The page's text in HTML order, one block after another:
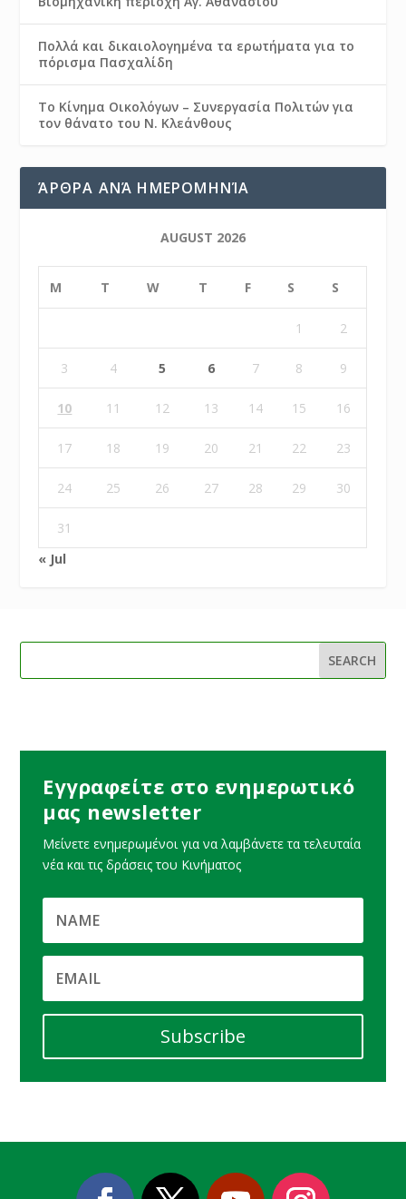
Πολλά και δικαιολογημένα τα ερωτήματα για το
πόρισμα Πασχαλίδη
Το Κίνημα Οικολόγων – Συνεργασία Πολιτών για
τον θάνατο του Ν. Κλεάνθους
ΆΡΘΡΑ ΑΝΆ ΗΜΕΡΟΜΗΝΊΑ
AUGUST 2026
M T W T F S S
1 2
3 4 5 6 7 8 9
10 11 12 13 14 15 16
17 18 19 20 21 22 23
24 25 26 27 28 29 30
31
« Jul
Εγγραφείτε στο ενημερωτικό
μας newsletter
Μείνετε ενημερωμένοι για να λαμβάνετε τα τελευταία
νέα και τις δράσεις του Κινήματος
Subscribe